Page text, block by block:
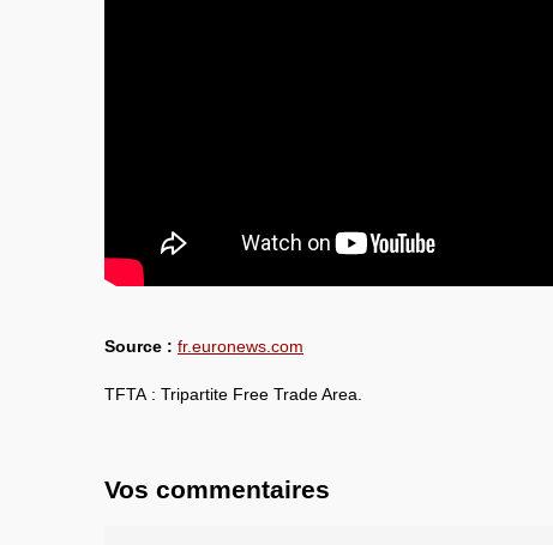
Source : fr.euronews.com
TFTA : Tripartite Free Trade Area.
Vos commentaires